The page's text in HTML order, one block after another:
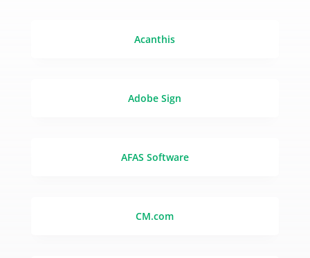
Acanthis
Adobe Sign
AFAS Software
CM.com